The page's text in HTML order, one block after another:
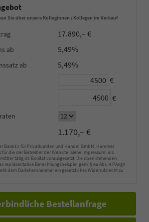
Sie über unsere Kolleginnen / Kollegen im Verkauf
17.890,– €
5,49%
5,49%
€
€
1.170,– €
Bank11 für Privatkunden und Handel GmbH, Hammer
für die der Betreiber der Website (siehe Impressum) als
tätig ist. Bonität vorausgesetzt. Die oben stehenden
repräsentative Berechnungsbeispiel gem. § 6a Abs. 4 PAngV
dem Darlehensnehmer ein gesetzliches Widerrufsrecht zu.
Bestellanfrage